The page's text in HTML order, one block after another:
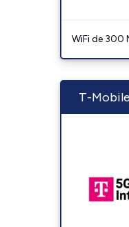
WiFi de 300
T-